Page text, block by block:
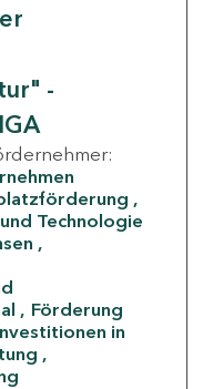
-
Technologie
Förderung
in